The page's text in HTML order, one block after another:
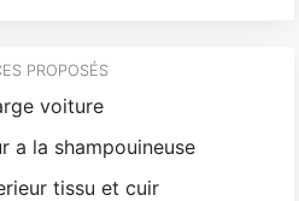
PROPOSÉS
voiture
a la shampouineuse
tissu et cuir